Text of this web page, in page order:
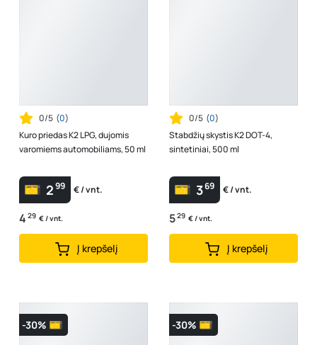
0/5 (0)
Kuro priedas K2 LPG, dujomis
varomiems automobiliams, 50 ml
299 € / vnt.
4 29 € / vnt.
Į krepšelį
0/5 (0)
Stabdžių skystis K2 DOT-4,
sintetiniai, 500 ml
369 € / vnt.
529 € / vnt.
Į krepšelį
-30% -30%